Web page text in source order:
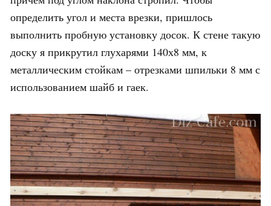
определить угол и места врезки, пришлось
выполнить пробную установку досок. К стене такую
доску я прикрутил глухарями 140х8 мм, к
металлическим стойкам – отрезками шпильки 8 мм с
использованием шайб и гаек.